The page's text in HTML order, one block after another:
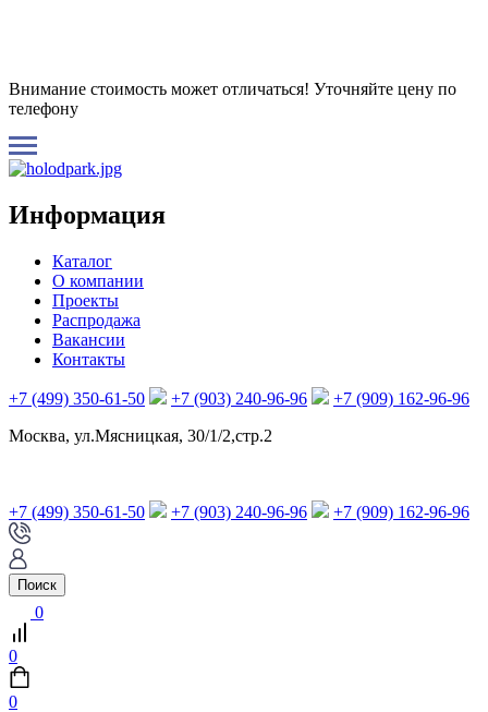
Внимание стоимость может отличаться! Уточняйте цену по
телефону
Информация
Каталог
О компании
Проекты
Распродажа
Вакансии
Контакты
+7 (499) 350-61-50 +7 (903) 240-96-96
+7 (909) 162-96-96
Москва, ул.Мясницкая, 30/1/2,стр.2
+7 (499) 350-61-50 +7 (903) 240-96-96 +7 (909) 162-96-96
Поиск
0
0
0